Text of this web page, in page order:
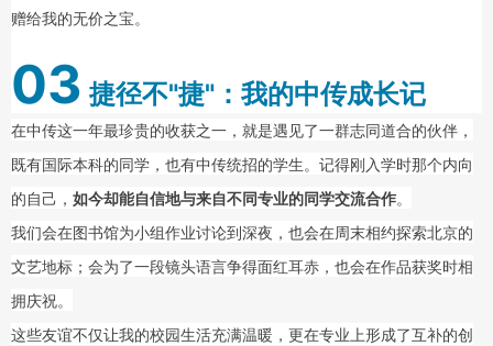
赠给我的无价之宝。
03 捷径不"捷"： 我的中传成长记
在中传这一年最珍贵的收获之一，就是遇见了一群志同道合的伙伴，
既有国际本科的同学，也有中传统招的学生。记得刚入学时那个内向
的自己， 如今却能自信地与来自不同专业的同学交流合作。
我们会在图书馆为小组作业讨论到深夜，也会在周末相约探索北京的
文艺地标；会为了一段镜头语言争得面红耳赤，也会在作品获奖时相
拥庆祝。
这些友谊不仅让我的校园生活充满温暖，更在专业上形成了互补的创